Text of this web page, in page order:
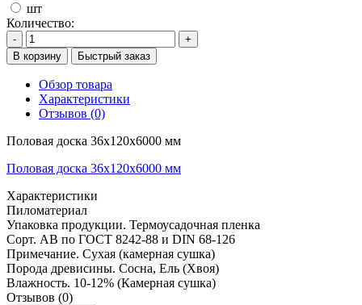
шт
Количество:
-
+
В корзину
Быстрый заказ
Обзор товара
Характеристики
Отзывов (0)
Половая доска 36х120х6000 мм
Половая доска 36х120х6000 мм
Характеристики
Пиломатериал
Упаковка продукции. Термоусадочная пленка
Сорт. АВ по ГОСТ 8242-88 и DIN 68-126
Примечание. Сухая (камерная сушка)
Порода древисины. Сосна, Ель (Хвоя)
Влажность. 10-12% (Камерная сушка)
Отзывов (0)